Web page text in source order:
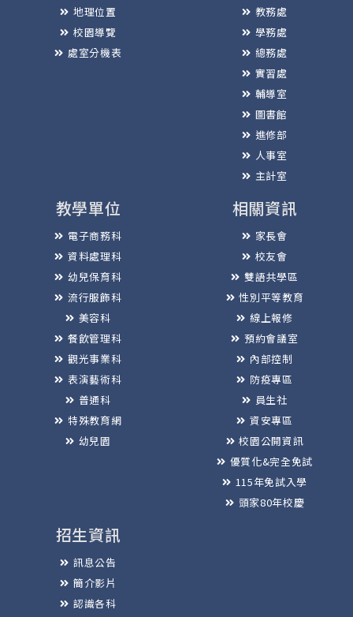
地理位置
校園導覽
處室分機表
教務處
學務處
總務處
實習處
輔導室
圖書館
進修部
人事室
主計室
教學單位
電子商務科
資料處理科
幼兒保育科
流行服飾科
美容科
餐飲管理科
觀光事業科
表演藝術科
普通科
特殊教育網
幼兒園
相關資訊
家長會
校友會
雙語共學區
性別平等教育
線上報修
預約會議室
內部控制
防疫專區
員生社
資安專區
校園公開資訊
優質化&完全免試
115年免試入學
頭家80年校慶
招生資訊
訊息公告
簡介影片
認識各科